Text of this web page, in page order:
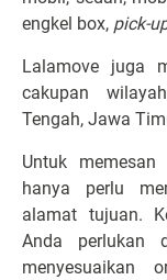
engkel box, pick-
Lalamove juga
cakupan
Tengah, Jawa
Untuk
hanya perlu
alamat tujuan.
Anda perlukan
menyesuaikan